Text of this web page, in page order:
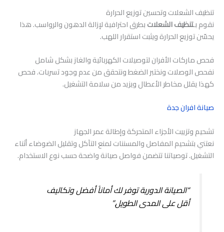
تنظيف الشعلات وتحسين توزيع الحرارة
نقوم بـتنظيف الشعلاتبطرق احترافية لإزالة الدهون والرواسب. هذا
يحسّن توزيع الحرارة ويثبت استقرار اللهب.
فحص ماركات الأفران لتوصيلات الكهربائية والغاز بشكل شامل
نفحص الوصلات ونختبر الضغط ونتحقق من عدم وجود تسربات. فحص
كهذا يقلل مخاطر الأعطال ويزيد من سلامة التشغيل.
صيانة افران جدة
تشحيم وتزييت الأجزاء المتحركة وإطالة عمر الجهاز
نعتني بتشحيم المفاصل والمسننات لمنع التآكل وتقليل الضوضاء أثناء
التشغيل. توصياتنا تتضمن فواصل صيانة واضحة حسب نوع الاستخدام.
“الصيانة الدورية توفر لك أماناً أفضل وتكاليف
أقل على المدى الطويل.”